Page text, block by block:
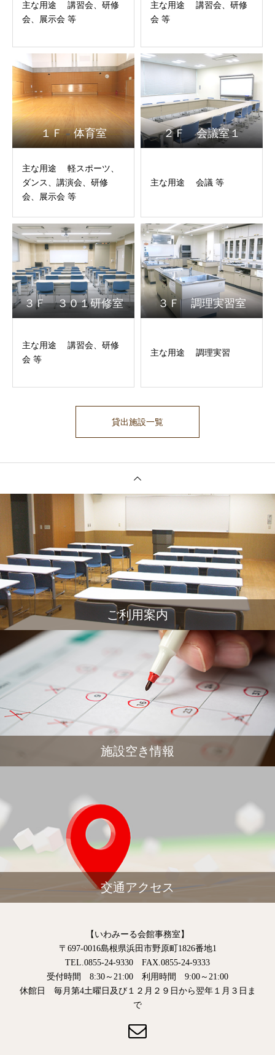
主な用途 講習会、研修
会、展示会 等
主な用途 講習会、研修
会 等
１Ｆ 体育室
主な用途 軽スポーツ、
ダンス、講演会、研修
会、展示会 等
２Ｆ 会議室１
主な用途 会議 等
３Ｆ ３０１研修室
主な用途 講習会、研修
会 等
３Ｆ 調理実習室
主な用途 調理実習
貸出施設一覧
ご利用案内
施設空き情報
交通アクセス
【いわみーる会館事務室】
〒697-0016島根県浜田市野原町1826番地1
TEL.0855-24-9330 FAX.0855-24-9333
受付時間 8:30～21:00 利用時間 9:00～21:00
休館日 毎月第4土曜日及び１２月２９日から翌年１月３日ま
で